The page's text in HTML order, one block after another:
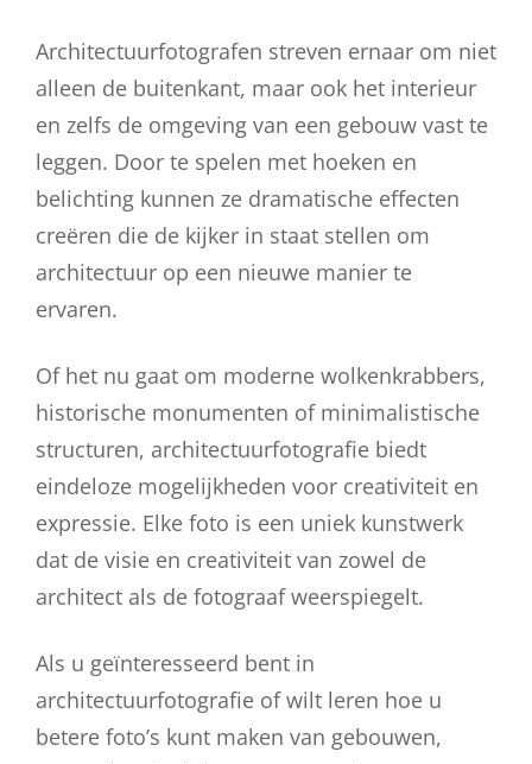
Architectuurfotografen streven ernaar om niet
alleen de buitenkant, maar ook het interieur
en zelfs de omgeving van een gebouw vast te
leggen. Door te spelen met hoeken en
belichting kunnen ze dramatische effecten
creëren die de kijker in staat stellen om
architectuur op een nieuwe manier te
ervaren.
Of het nu gaat om moderne wolkenkrabbers,
historische monumenten of minimalistische
structuren, architectuurfotografie biedt
eindeloze mogelijkheden voor creativiteit en
expressie. Elke foto is een uniek kunstwerk
dat de visie en creativiteit van zowel de
architect als de fotograaf weerspiegelt.
Als u geïnteresseerd bent in
architectuurfotografie of wilt leren hoe u
betere foto’s kunt maken van gebouwen,